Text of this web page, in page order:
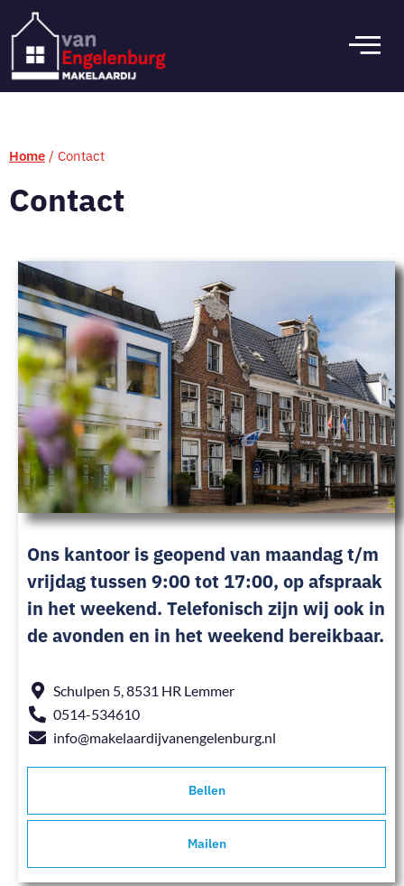
Home / Contact
Contact
Ons kantoor is geopend van maandag t/m
vrijdag tussen 9:00 tot 17:00, op afspraak
in het weekend. Telefonisch zijn wij ook in
de avonden en in het weekend bereikbaar.
Schulpen 5, 8531 HR Lemmer
0514-534610
info@makelaardijvanengelenburg.nl
Bellen
Mailen